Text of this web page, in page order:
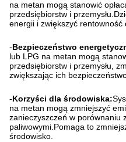
na metan mogą stanowić
przedsiębiorstw i
energii i zwiększyć rentowność
-Bezpieczeństwo
lub LPG na metan mogą
przedsiębiorstw i przemysłu,
zwiększając ich
-Korzyści dla środowiska:
na metan mogą zmniejszyć
zanieczyszczeń w porównaniu
paliwowymi.Pomaga to
środowisko.